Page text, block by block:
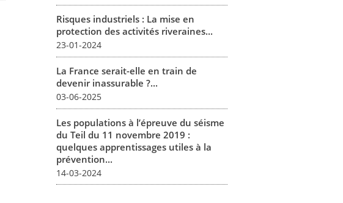
Risques industriels : La mise en
protection des activités riveraines...
23-01-2024
La France serait-elle en train de
devenir inassurable ?...
03-06-2025
Les populations à l’épreuve du séisme
du Teil du 11 novembre 2019 :
quelques apprentissages utiles à la
prévention...
14-03-2024